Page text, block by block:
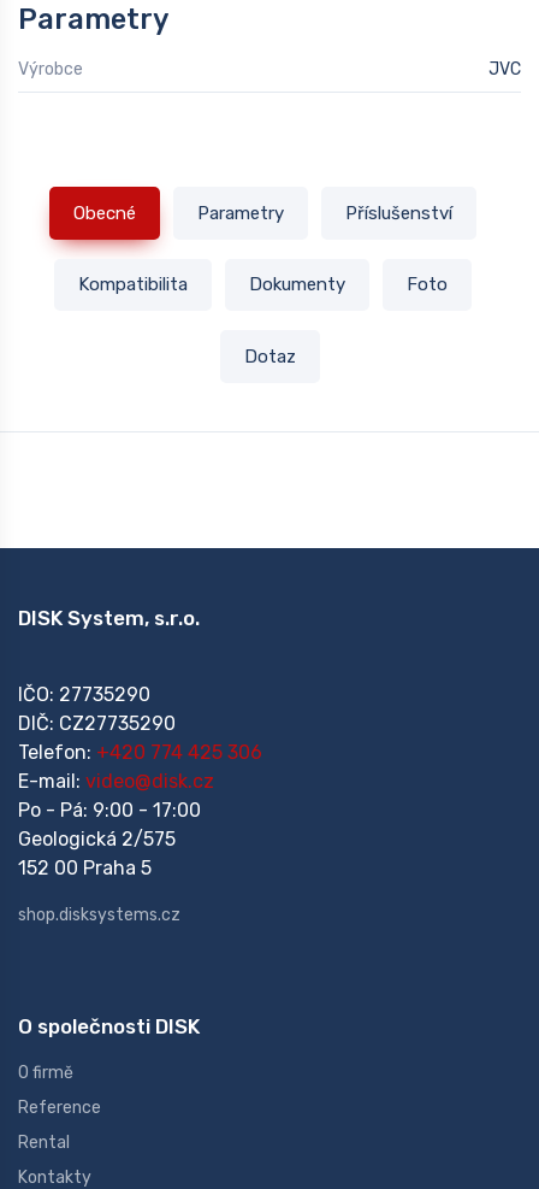
Parametry
Výrobce JVC
Obecné Parametry Příslušenství
Kompatibilita Dokumenty Foto
Dotaz
DISK System, s.r.o.
IČO: 27735290
DIČ: CZ27735290
Telefon: +420 774 425 306
E-mail: video@disk.cz
Po - Pá: 9:00 - 17:00
Geologická 2/575
152 00 Praha 5
shop.disksystems.cz
O společnosti DISK
O firmě
Reference
Rental
Kontakty